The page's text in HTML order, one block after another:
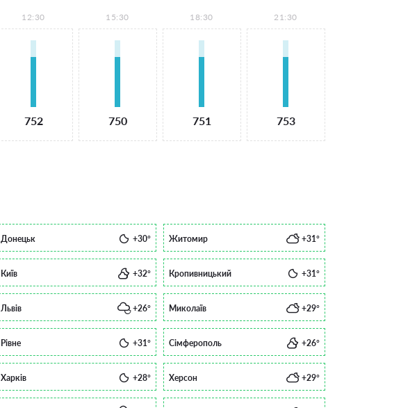
12:30
752
15:30
750
18:30
751
21:30
753
Донецьк +30° Житомир +31°
Київ +32° Кропивницький +31°
Львів +26° Миколаїв +29°
Рівне +31° Сімферополь +26°
Харків +28° Херсон +29°